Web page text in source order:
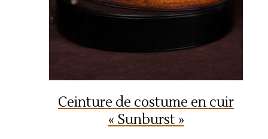
Ceinture de costume en cuir
« Sunburst »